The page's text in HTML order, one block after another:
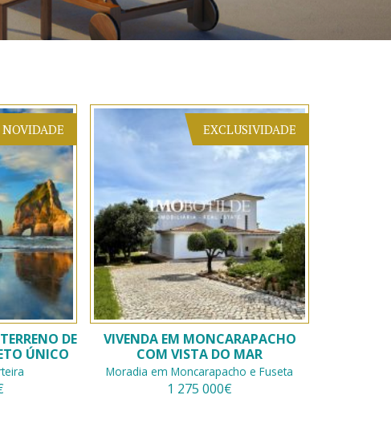
NOVIDADE
DE
ÚNICO
EXCLUSIVIDADE
VIVENDA EM MONCARAPACHO
COM VISTA DO MAR
Moradia em Moncarapacho e Fuseta
1 275 000€